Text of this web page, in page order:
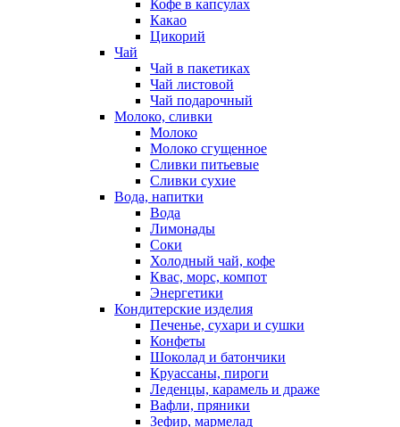
Кофе в капсулах
Какао
Цикорий
Чай
Чай в пакетиках
Чай листовой
Чай подарочный
Молоко, сливки
Молоко
Молоко сгущенное
Сливки питьевые
Сливки сухие
Вода, напитки
Вода
Лимонады
Соки
Холодный чай, кофе
Квас, морс, компот
Энергетики
Кондитерские изделия
Печенье, сухари и сушки
Конфеты
Шоколад и батончики
Круассаны, пироги
Леденцы, карамель и драже
Вафли, пряники
Зефир, мармелад